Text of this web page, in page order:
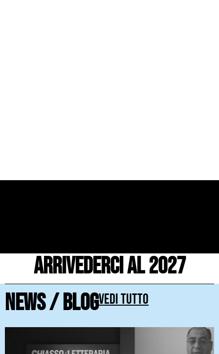
Arrivederci al 2027
News / blogVedi tutto